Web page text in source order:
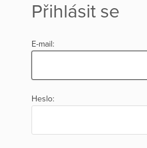
Přihlásit se
E-mail:
Heslo: